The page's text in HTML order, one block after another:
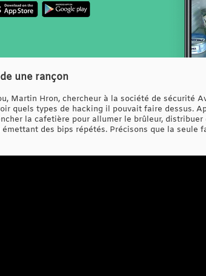
une rançon
Martin Hron, chercheur à la société de sécurité
quels types de hacking il pouvait faire dessus.
la cafetière pour allumer le brûleur,
des bips répétés. Précisons que la seule